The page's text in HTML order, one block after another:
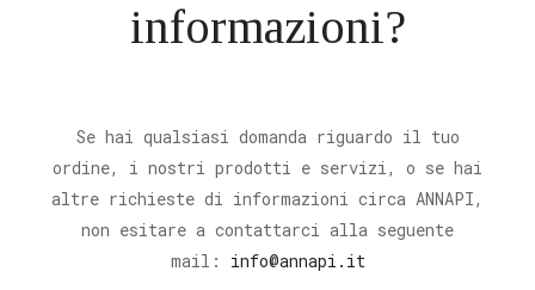
informazioni?
Se hai qualsiasi domanda riguardo il tuo
ordine, i nostri prodotti e servizi, o se hai
altre richieste di informazioni circa ANNAPI,
non esitare a contattarci alla seguente
mail: info@annapi.it